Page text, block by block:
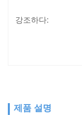
강조하다:
제품 설명